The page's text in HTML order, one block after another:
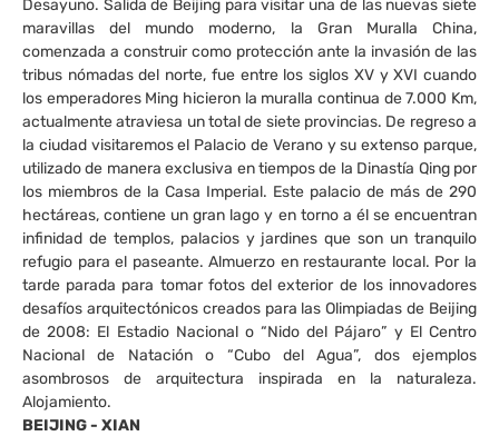
Desayuno. Salida de Beijing para visitar una de las nuevas siete
maravillas del mundo moderno, la Gran Muralla China,
comenzada a construir como protección ante la invasión de las
tribus nómadas del norte, fue entre los siglos XV y XVI cuando
los emperadores Ming hicieron la muralla continua de 7.000 Km,
actualmente atraviesa un total de siete provincias. De regreso a
la ciudad visitaremos el Palacio de Verano y su extenso parque,
utilizado de manera exclusiva en tiempos de la Dinastía Qing por
los miembros de la Casa Imperial. Este palacio de más de 290
hectáreas, contiene un gran lago y en torno a él se encuentran
infinidad de templos, palacios y jardines que son un tranquilo
refugio para el paseante. Almuerzo en restaurante local. Por la
tarde parada para tomar fotos del exterior de los innovadores
desafíos arquitectónicos creados para las Olimpiadas de Beijing
de 2008: El Estadio Nacional o “Nido del Pájaro” y El Centro
Nacional de Natación o “Cubo del Agua”, dos ejemplos
asombrosos de arquitectura inspirada en la naturaleza.
Alojamiento.
BEIJING - XIAN